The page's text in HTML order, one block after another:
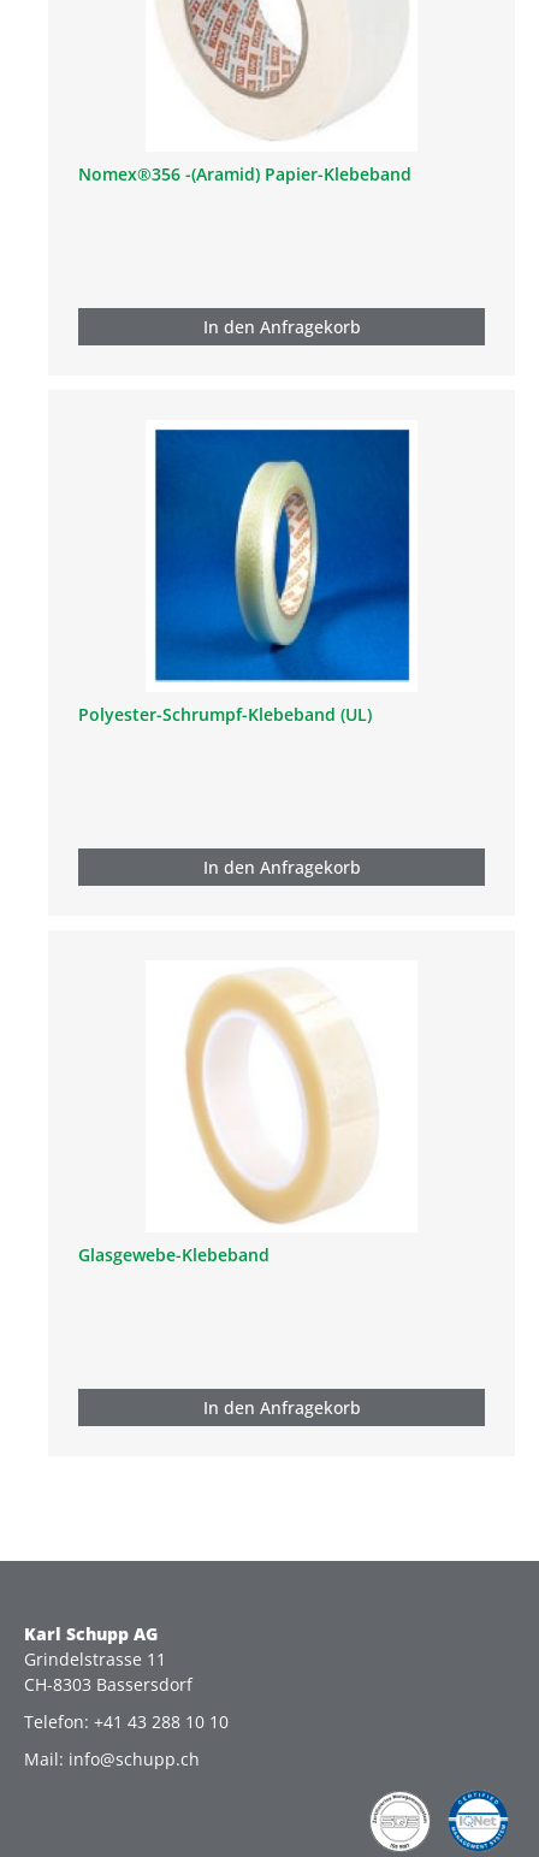
Nomex®356 -(Aramid) Papier-Klebeband
In den Anfragekorb
Polyester-Schrumpf-Klebeband (UL)
In den Anfragekorb
Glasgewebe-Klebeband
In den Anfragekorb
Karl Schupp AG
Grindelstrasse 11
CH-8303 Bassersdorf
Telefon: +41 43 288 10 10
Mail: info@schupp.ch